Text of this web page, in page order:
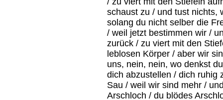
schaust zu / und tust nichts,
solang du nicht selber die
/ weil jetzt bestimmen wir /
zurück / zu viert mit den
leblosen Körper / aber wir
uns, nein, nein, wo denkst
dich abzustellen / dich ruhig
Sau / weil wir sind mehr /
Arschloch / du blödes